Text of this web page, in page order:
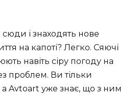
сюди і знаходять нове
на капоті? Легко. Сяючі
навіть сіру погоду на
проблем. Ви тільки
а Avtoart уже знає, що з ним